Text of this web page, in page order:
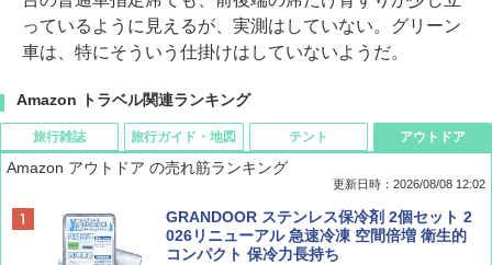
っているように見えるが、実測はしていない。グリーン
車は、特にそういう仕掛けはしていないようだ。
Amazon トラベル関連ランキング
旅行雑誌
BE-PAL(ビ-パル) 2026年 9 月号【特別付録:
SOTO ミニマル"旅"財布 ランダム2種】
旅行ガイド・地図
D40 地球の歩き方 チェンマイ タイ北部の魅
力的な町 2026～2027 地球の歩き方D アジア
テント
[キャンパーズコレクション 山善] ポップアッ
プテント 傘みたいに広げて畳める パッとサ
ッとサンシェード キューブ フルクローズ メ
アウトドア
Amazon アウトドア の売れ筋ランキング
更新日時：2026/08/08 12:02
GRANDOOR ステンレス保冷剤 2個セット 2
026リニューアル 急速冷凍 空間倍増 衛生的
コンパクト 保冷力長持ち